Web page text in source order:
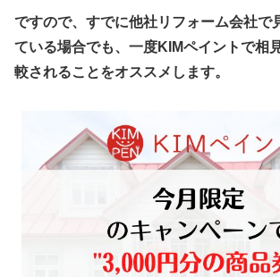
ですので、すでに他社リフォーム会社で
ている場合でも、一度KIMペイントで相
較されることをオススメします。